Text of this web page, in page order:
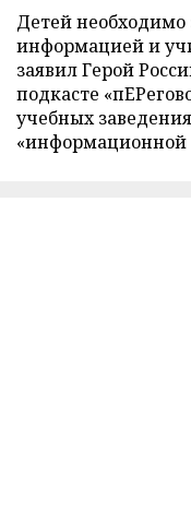
Детей необходимо
информацией и
заявил Герой
подкасте
учебных
«информационной